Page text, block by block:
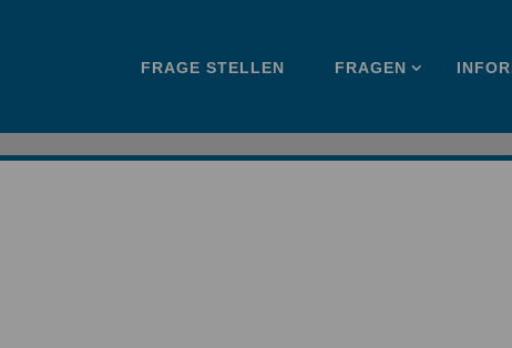
springen
FRAGE STELLEN FRAGEN